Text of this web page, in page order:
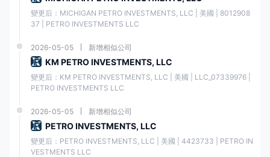
的相關費用。
交易平台
澤匯資本提供一系列穩健且廣受認可的交易平台，確保交易者能夠使用先
進的工具和功能來增強他們的交易體驗。在由提供的交易平台中 澤匯資本,
客戶可以從大眾中選擇r MetaTrader 4 (MT4), MetaTrader 5 (MT5)，
交易者.這些平台以其用戶友好的界面、全面的圖表功能、可定制的指標
效地執行交易，訪問實時市場數據，實施各種交易策略，並利用先進的技
術分析工具。
交易工具
變更后：MICHIGAN PETRO INVESTMENTS, LLC | 美國 | 8012908
37 | PETRO INVESTMENTS LLC
2026-05-05 新增相似公司
KM PETRO INVESTMENTS, LLC
變更后：KM PETRO INVESTMENTS, LLC | 美國 | LLC_07339976 |
PETRO INVESTMENTS LLC
2026-05-05 新增相似公司
PETRO INVESTMENTS, LLC
變更后：PETRO INVESTMENTS, LLC | 美國 | 4423733 | PETRO IN
VESTMENTS LLC